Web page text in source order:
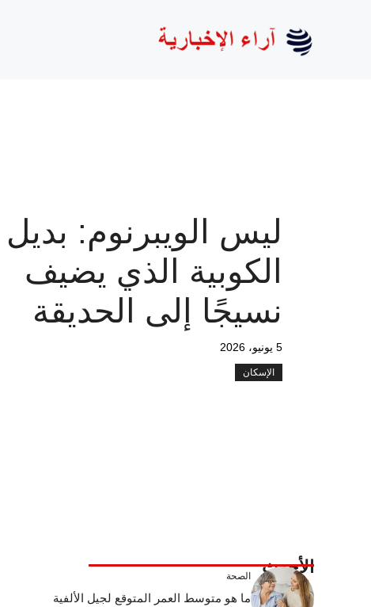
ليس الويبرنوم: بديل
الكوبية الذي يضيف
نسيجًا إلى الحديقة
5 يونيو، 2026
الإسكان
الأحدث الصحة
ما هو متوسط ​​العمر المتوقع لجيل الألفية